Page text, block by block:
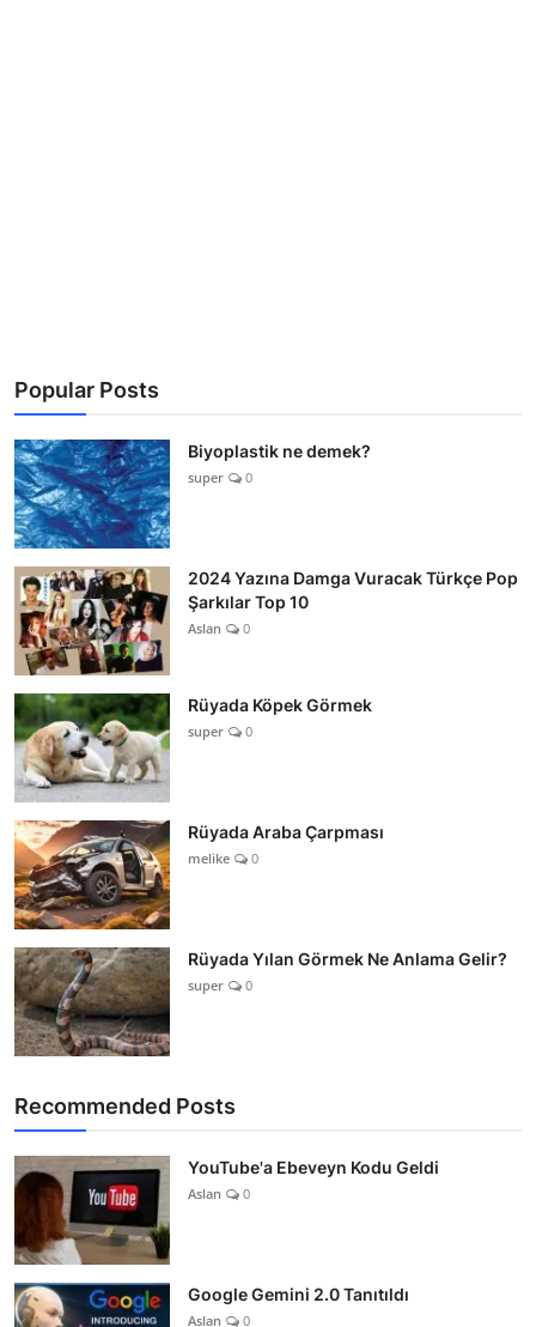
Popular Posts
Biyoplastik ne demek?
super 0
2024 Yazına Damga Vuracak Türkçe Pop
Şarkılar Top 10
Aslan 0
Rüyada Köpek Görmek
super 0
Rüyada Araba Çarpması
melike 0
Rüyada Yılan Görmek Ne Anlama Gelir?
super 0
Recommended Posts
YouTube'a Ebeveyn Kodu Geldi
Aslan 0
Google Gemini 2.0 Tanıtıldı
Aslan 0